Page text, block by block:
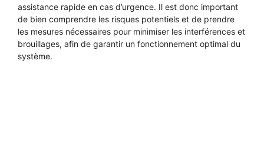
assistance rapide en cas d’urgence. Il est donc important
de bien comprendre les risques potentiels et de prendre
les mesures nécessaires pour minimiser les interférences et
brouillages, afin de garantir un fonctionnement optimal du
système.